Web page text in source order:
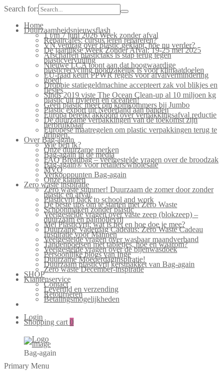
Search for:
Home
Duurzaamheidsnieuwsflash
1 t/m 7 juni 2026 Week zonder afval
Repaircafés: cursus leren repareren?
VN verdrag over plastic geklapt, hoe nu verder?
De jaarlijkse Week Zonder Afval: 19-25 mei 2025
Afschaffen plastictaks is stap terug tegen
plasticvervuiling
Nieuwe LCA toont aan dat hoogwaardige
plasticrecycling noodzakelijk is voor klimaatdoelen
EU-raad keurt PPWR regels voor afvalvermindering
goed!
Droppie statiegeldmachine accepteert zak vol blikjes en
flesjes
Sinds 2019 viste The Ocean Clean-up al 10 miljoen kg
plastic uit rivieren en oceanen!
Geen plastic meer om komkommers bij Jumbo
Plastic export uit Nederland aan banden
Europa bereikt akkoord over verpakkingsafval reductie
De duurzame verpakkingen van de toekomst zijn
herbruikbaar
Europese maatregelen om plastic verpakkingen terug te
dringen.
Over Bag-again
Wie ben ik?
Onze duurzame merken
Bag-again in de media
FAQ Breadbag – veelgestelde vragen over de broodzak
Bag-again® voor retailers/wholesale
MVO
Verkooppunten Bag-again
Onze klanten
Zero waste inspiratie
Zero waste summer! Duurzaam de zomer door zonder
plastic en afval.
Plasticvrij back to school and work
De beste tips om te starten met Zero Waste
Schoonmaken zonder plastic
Veelgestelde vragen over vaste zeep (blokzeep) –
duurzaam en palmolievrij
Mei Plasticvrij: wat is het en hoe doe je mee?
Duurzame Vaderdag Cadeaus: Zero Waste Cadeau
Inspiratie voor Mannen
Veelgestelde vragen over wasbaar maandverband
Tandenpoetsen met tabletjes, hoe en waarom?
Veelgestelde vragen over de bijenwasdoek
Persoonlijke blogs van Inge
Duurzame Moederdaginspiratie!
Duurzaam plasticvrij kerstpakket van Bag-again
Zero waste December-inspiratie
SHOP
Klantenservice
Contact
Levertijd en verzending
Retourneren
Betalingsmogelijkheden
Login
Shopping cart 0
Bag-again
Primary Menu